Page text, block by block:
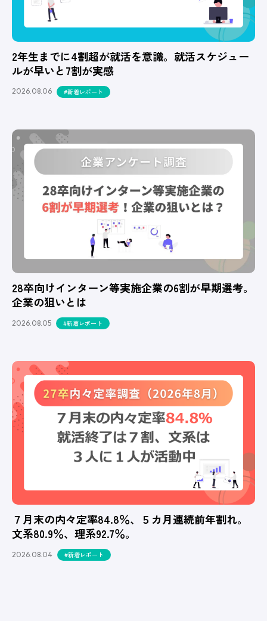
2年生までに4割超が就活を意識。就活スケジュー
ルが早いと7割が実感
2026.08.06 #新着レポート
28卒向けインターン等実施企業の6割が早期選考。
企業の狙いとは
2026.08.05 #新着レポート
７月末の内々定率84.8％、５カ月連続前年割れ。
文系80.9％、理系92.7％。
2026.08.04 #新着レポート